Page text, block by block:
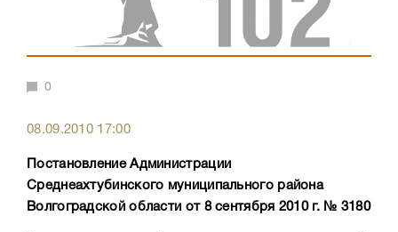
0
08.09.2010 17:00
Постановление Администрации
Среднеахтубинского муниципального района
Волгоградской области от 8 сентября 2010 г. № 3180